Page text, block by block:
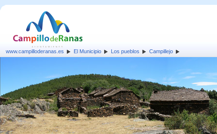
www.campilloderanas.es El Municipio Los pueblos Campillejo